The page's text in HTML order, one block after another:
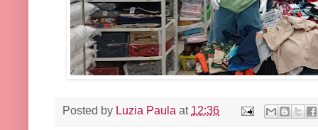
Posted by Luzia Paula at 12:36